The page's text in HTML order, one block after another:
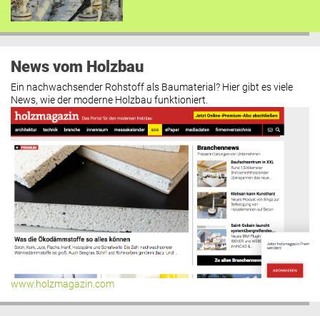
News vom Holzbau
Ein nachwachsender Rohstoff als Baumaterial? Hier gibt es viele
News, wie der moderne Holzbau funktioniert.
www.holzmagazin.com